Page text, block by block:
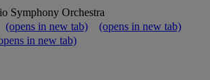
Symphony Orchestra
(opens in new tab)
(opens in new tab)
in new tab)